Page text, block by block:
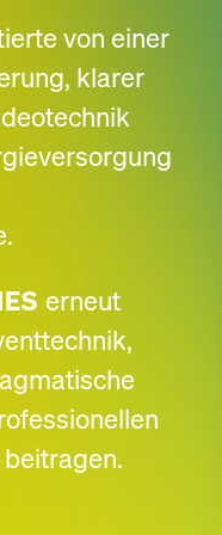
von einer
klarer
erneut